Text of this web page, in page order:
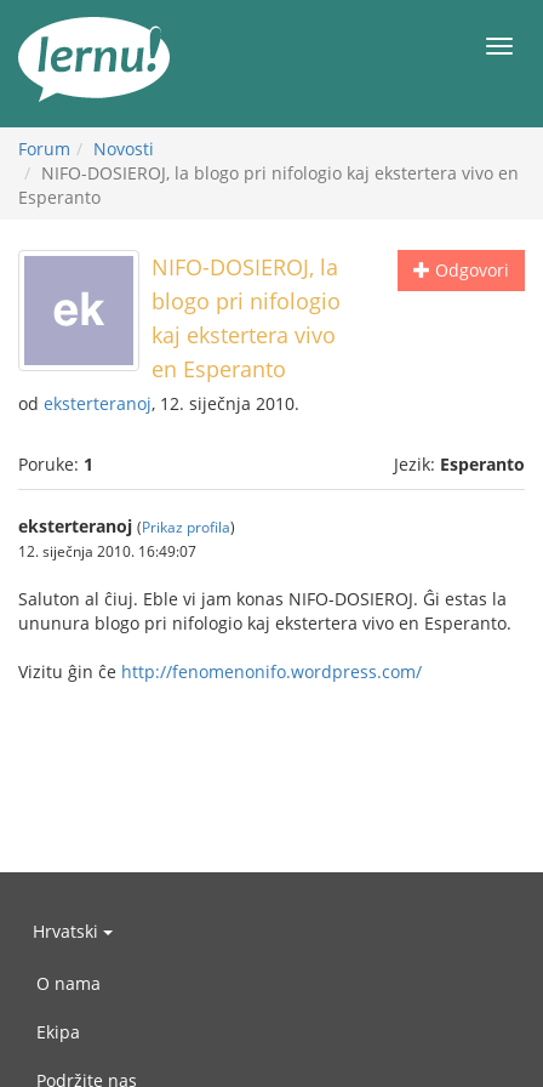
Meni
Forum
Novosti
NIFO-DOSIEROJ, la blogo pri nifologio kaj ekstertera vivo en
Esperanto
Odgovori
NIFO-DOSIEROJ, la
blogo pri nifologio
kaj ekstertera vivo
en Esperanto
od eksterteranoj, 12. siječnja 2010.
Poruke: 1 Jezik: Esperanto
eksterteranoj (Prikaz profila)
12. siječnja 2010. 16:49:07
Saluton al ĉiuj. Eble vi jam konas NIFO-DOSIEROJ. Ĝi estas la
ununura blogo pri nifologio kaj ekstertera vivo en Esperanto.
Vizitu ĝin ĉe http://fenomenonifo.wordpress.com/
Hrvatski
O nama
Ekipa
Podržite nas